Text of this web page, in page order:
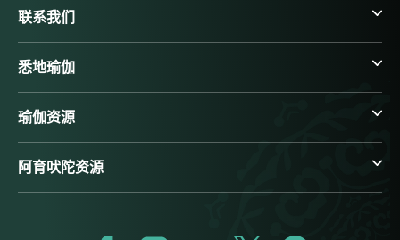
联系我们
悉地瑜伽
瑜伽资源
阿育吠陀资源